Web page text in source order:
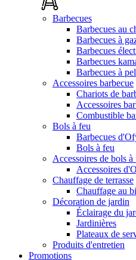
Barbecues
Barbecues au
Barbecues à
Barbecues
Barbecues
Barbecues à
Accessoires barbecue
Chariots de
Accessoires
Combustible
Bols à feu
Barbecues
Bols à feu
Accessoires de bols à
Accessoires
Chauffage de terrasse
Chauffage au
Décoration de jardin
Éclairage du
Jardinières
Plateaux de
Produits d'entretien
Promotions